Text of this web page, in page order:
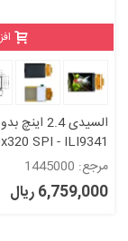
SPI - ILI9341
مرجع: 1445000
6,759,000 ریال